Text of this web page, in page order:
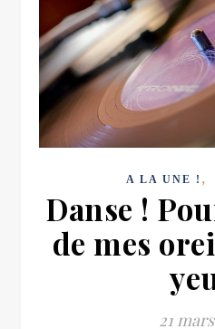
A LA UNE ! ,
Danse !
de mes
21